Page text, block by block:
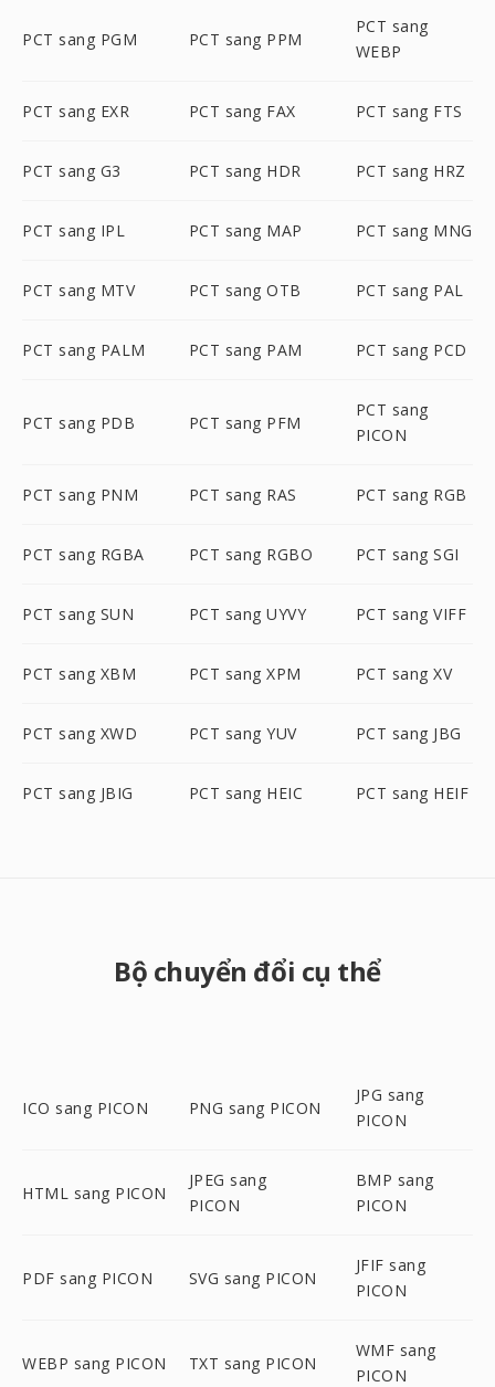
PCT sang PGM PCT sang PPM
PCT sang
WEBP
PCT sang EXR PCT sang FAX PCT sang FTS
PCT sang G3 PCT sang HDR PCT sang HRZ
PCT sang IPL PCT sang MAP PCT sang MNG
PCT sang MTV PCT sang OTB PCT sang PAL
PCT sang PALM PCT sang PAM PCT sang PCD
PCT sang PDB PCT sang PFM
PCT sang
PICON
PCT sang PNM PCT sang RAS PCT sang RGB
PCT sang RGBA PCT sang RGBO PCT sang SGI
PCT sang SUN PCT sang UYVY PCT sang VIFF
PCT sang XBM PCT sang XPM PCT sang XV
PCT sang XWD PCT sang YUV PCT sang JBG
PCT sang JBIG PCT sang HEIC PCT sang HEIF
Bộ chuyển đổi cụ thể
ICO sang PICON PNG sang PICON
JPG sang
PICON
HTML sang PICON
JPEG sang
PICON
BMP sang
PICON
PDF sang PICON SVG sang PICON
JFIF sang
PICON
WEBP sang PICON TXT sang PICON
WMF sang
PICON